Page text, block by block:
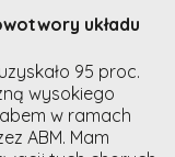
układu
95 proc.
wysokiego
w ramach
ABM. Mam